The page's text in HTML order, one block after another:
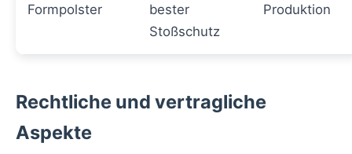
Formpolster
bester
Stoßschutz
Produktion
Rechtliche und vertragliche
Aspekte